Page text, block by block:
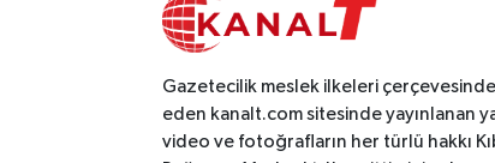
Gazetecilik meslek ilkeleri
eden kanalt.com sitesinde yayınlanan
video ve fotoğrafların her türlü hakkı